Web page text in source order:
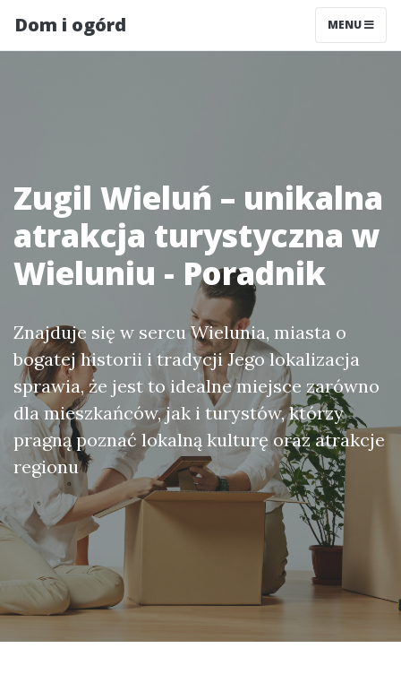
Dom i ogórd MENU
Zugil Wieluń – unikalna
atrakcja turystyczna w
Wieluniu - Poradnik
Znajduje się w sercu Wielunia, miasta o
bogatej historii i tradycji Jego lokalizacja
sprawia, że jest to idealne miejsce zarówno
dla mieszkańców, jak i turystów, którzy
pragną poznać lokalną kulturę oraz atrakcje
regionu